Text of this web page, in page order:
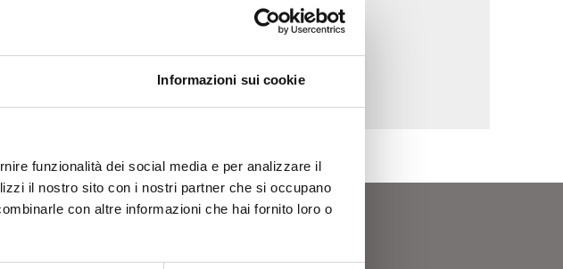
Informazioni sui cookie
funzionalità dei social media e per analizzare il
il nostro sito con i nostri partner che si occupano
con altre informazioni che hai fornito loro o